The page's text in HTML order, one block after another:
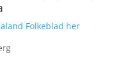
Folkeblad her